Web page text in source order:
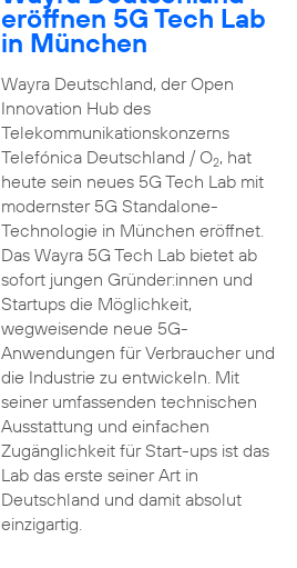
eröffnen 5G Tech Lab
in München
Wayra Deutschland, der Open
Innovation Hub des
Telekommunikationskonzerns
Telefónica Deutschland / O2, hat
heute sein neues 5G Tech Lab mit
modernster 5G Standalone-
Technologie in München eröffnet.
Das Wayra 5G Tech Lab bietet ab
sofort jungen Gründer:innen und
Startups die Möglichkeit,
wegweisende neue 5G-
Anwendungen für Verbraucher und
die Industrie zu entwickeln. Mit
seiner umfassenden technischen
Ausstattung und einfachen
Zugänglichkeit für Start-ups ist das
Lab das erste seiner Art in
Deutschland und damit absolut
einzigartig.